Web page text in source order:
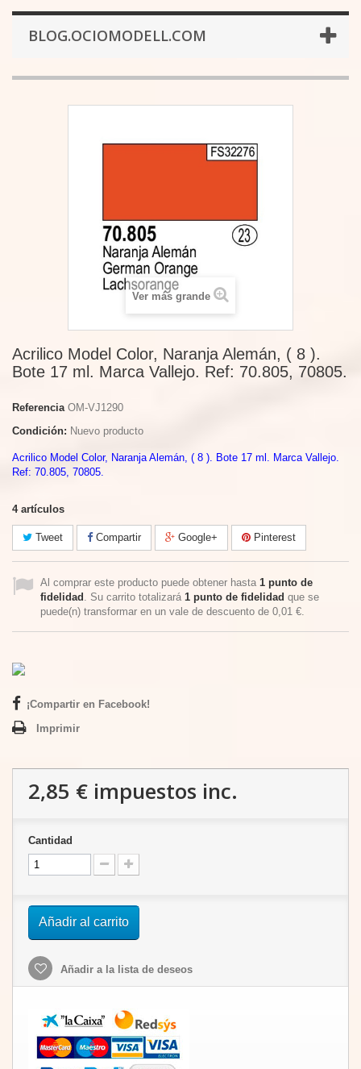
BLOG.OCIOMODELL.COM
Ver más grande
Acrilico Model Color, Naranja Alemán, ( 8 ).
Bote 17 ml. Marca Vallejo. Ref: 70.805, 70805.
Referencia OM-VJ1290
Condición: Nuevo producto
Acrilico Model Color, Naranja Alemán, ( 8 ). Bote 17 ml. Marca Vallejo.
Ref: 70.805, 70805.
4 artículos
Tweet Compartir Google+ Pinterest
Al comprar este producto puede obtener hasta 1 punto de
fidelidad . Su carrito totalizará 1 punto de fidelidad que se
puede(n) transformar en un vale de descuento de 0,01 €.
¡Compartir en Facebook!
Imprimir
2,85 € impuestos inc.
Cantidad
Añadir al carrito
Añadir a la lista de deseos